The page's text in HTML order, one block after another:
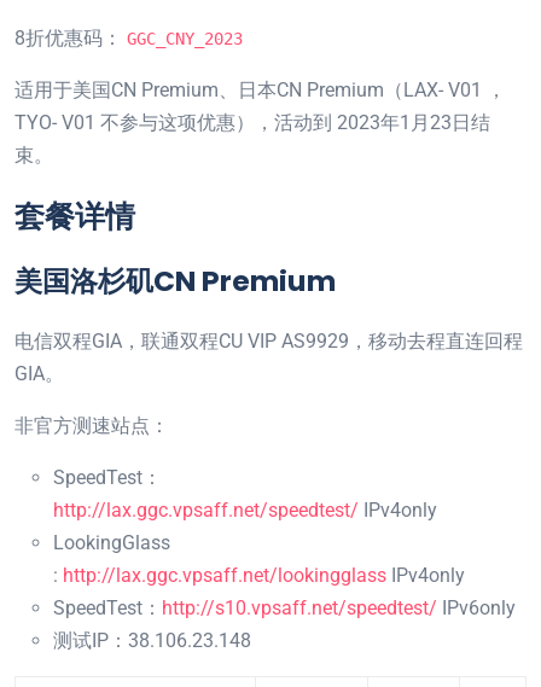
8折优惠码： GGC_CNY_2023
适用于美国CN Premium、日本CN Premium（LAX- V01 ，
TYO- V01 不参与这项优惠），活动到 2023年1月23日结
束。
套餐详情
美国洛杉矶CN Premium
电信双程GIA，联通双程CU VIP AS9929，移动去程直连回程
GIA。
非官方测速站点：
SpeedTest：
http://lax.ggc.vpsaff.net/speedtest/ IPv4only
LookingGlass
: http://lax.ggc.vpsaff.net/lookingglass IPv4only
SpeedTest： http://s10.vpsaff.net/speedtest/ IPv6only
测试IP：38.106.23.148